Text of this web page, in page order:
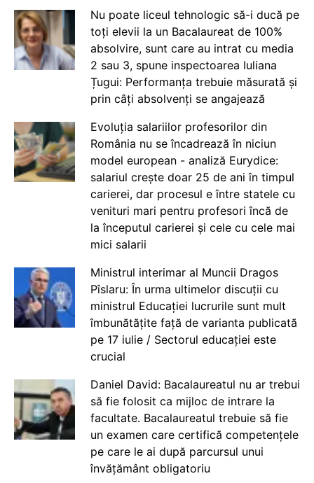
Nu poate liceul tehnologic să-i ducă pe
toți elevii la un Bacalaureat de 100%
absolvire, sunt care au intrat cu media
2 sau 3, spune inspectoarea Iuliana
Țugui: Performanța trebuie măsurată și
prin câți absolvenți se angajează
Evoluția salariilor profesorilor din
România nu se încadrează în niciun
model european - analiză Eurydice:
salariul crește doar 25 de ani în timpul
carierei, dar procesul e între statele cu
venituri mari pentru profesori încă de
la începutul carierei și cele cu cele mai
mici salarii
Ministrul interimar al Muncii Dragos
Pîslaru: În urma ultimelor discuții cu
ministrul Educației lucrurile sunt mult
îmbunătățite față de varianta publicată
pe 17 iulie / Sectorul educației este
crucial
Daniel David: Bacalaureatul nu ar trebui
să fie folosit ca mijloc de intrare la
facultate. Bacalaureatul trebuie să fie
un examen care certifică competențele
pe care le ai după parcursul unui
învățământ obligatoriu